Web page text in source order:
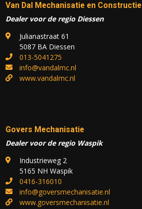
Van Dal Mechanisatie en Constructie
Dealer voor de regio Diessen
Julianastraat 61
5087 BA Diessen
013-5041275
info@vandalmc.nl
www.vandalmc.nl
Govers Mechanisatie
Dealer voor de regio Waspik
Industrieweg 2
5165 NH Waspik
0416-316010
info@goversmechanisatie.nl
www.goversmechanisatie.nl